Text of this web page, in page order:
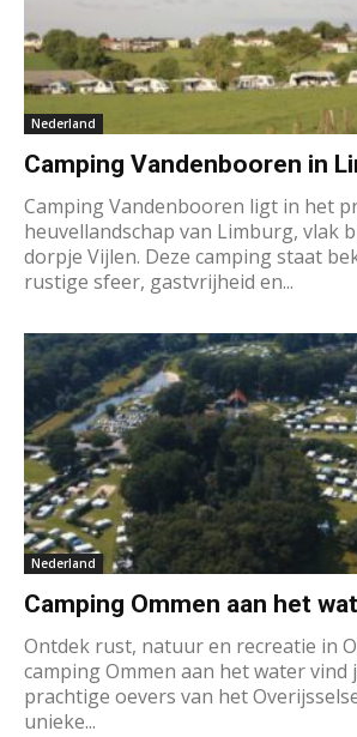
Nederland
Camping Vandenbooren in
Camping Vandenbooren ligt in het
heuvellandschap van Limburg, vlak
dorpje Vijlen. Deze camping staat
rustige sfeer, gastvrijheid en...
Nederland
Camping Ommen aan het
Ontdek rust, natuur en recreatie in
camping Ommen aan het water vind
prachtige oevers van het
unieke...